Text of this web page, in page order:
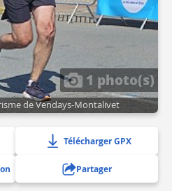
1 photo(s)
de Vendays-Montalivet
Télécharger GPX
Partager